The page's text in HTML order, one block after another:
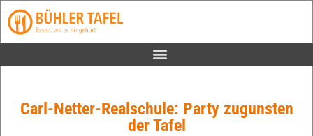
Carl-Netter-Realschule: Party zugunsten
der Tafel